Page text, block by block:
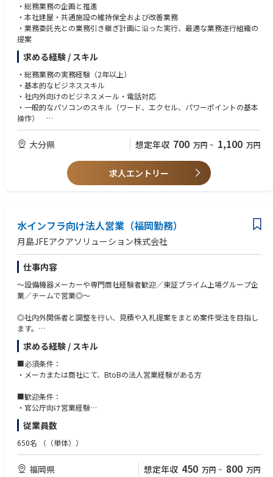
・総務業務の企画と推進
・本社建屋・共通施設の維持保全および改善業務
・業務委託先との業務引き継ぎ計画に沿った実行、最適な業務遂行組織の
提案
求める経験 / スキル
・総務業務の実務経験（2年以上）
・基本的なビジネススキル
・社内外向けのビジネスメール・電話対応
・一般的なパソコンのスキル（ワード、エクセル、パワーポイントの基本
操作）
・社内外とのコミュニケーション能力、調整力
大分県 想定年収 700 万円 ~ 1,100 万円
求人エントリー
水インフラ向け法人営業（福岡勤務）
月島JFEアクアソリューション株式会社
仕事内容
～設備機器メーカーや専門商社経験者歓迎／東証プライム上場グループ企
業／チームで営業◎～
◎社内外関係者と調整を行い、見積や入札提案をまとめ案件受注を目指し
ます。
◎受注後もプロジェクトチームを組み動きます。
◎基本複数体制での営業で、先輩社員や技術担当とお客様先へ訪問しま
す。
水道施設関連設備を受注するための営業業務をご担当頂きます。官公庁か
ら公示された案件へ見積提出や提案を行い、案件受注を目指します。
●顧客：全国地方自治体さんとの信頼関係を構築し、ニーズを引き出し課
題をまとめます。既存顧客がメインとなりますが、新規顧客案件もあり、
割合としては9:1となります。
●販売製品：上下水処理場に関連する環境プラント・機械・設備の提案を
お任せします。
求める経験 / スキル
■必須条件：
・メーカまたは商社にて、BtoBの法人営業経験がある方
■歓迎条件：
・官公庁向け営業経験
・水処理分野でのご経験
従業員数
650名 （（単体））
福岡県 想定年収 450 万円 ~ 800 万円